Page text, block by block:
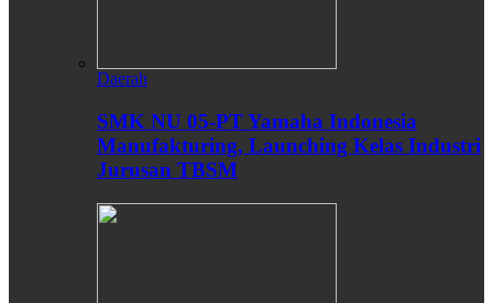
Daerah
SMK NU 05-PT Yamaha Indonesia
Manufakturing, Launching Kelas Industri
Jurusan TBSM